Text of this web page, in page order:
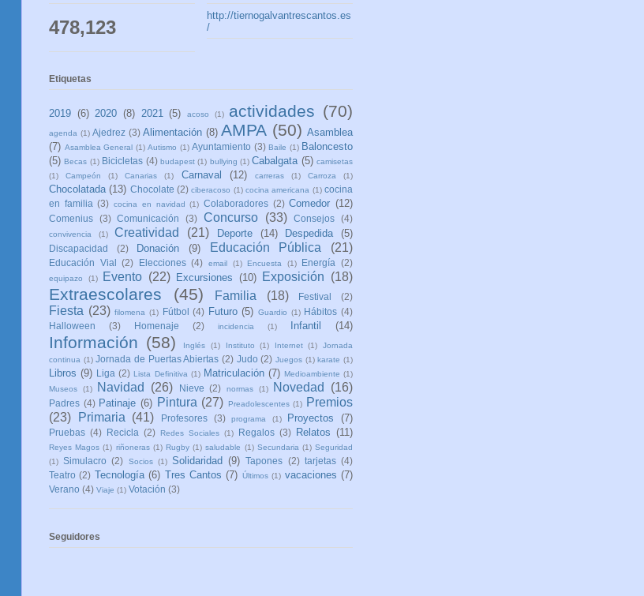
478,123
http://tiernogalvantrescantos.es
/
Etiquetas
2019 (6) 2020 (8) 2021 (5) acoso (1) actividades (70)
agenda (1) Ajedrez (3) Alimentación (8) AMPA (50) Asamblea
(7) Asamblea General (1) Autismo (1) Ayuntamiento (3) Baile (1) Baloncesto
(5) Becas (1) Bicicletas (4) budapest (1) bullying (1) Cabalgata (5) camisetas
(1)
Campeón (1) Canarias (1) Carnaval (12) carreras (1) Carroza (1)
Chocolatada (13) Chocolate (2) ciberacoso (1) cocina americana (1) cocina
en familia (3) cocina en navidad (1) Colaboradores (2) Comedor (12)
Comenius (3) Comunicación (3) Concurso (33) Consejos (4)
convivencia (1) Creatividad (21) Deporte (14) Despedida (5)
Discapacidad (2) Donación (9) Educación Pública (21)
Educación Vial (2) Elecciones (4) email (1) Encuesta (1) Energía (2)
equipazo (1) Evento (22) Excursiones (10) Exposición (18)
Extraescolares (45) Familia (18) Festival (2)
Fiesta (23) filomena (1) Fútbol (4) Futuro (5) Guardio (1) Hábitos (4)
Halloween
(3) Homenaje (2) incidencia (1) Infantil (14)
Información (58) Inglés (1) Instituto (1) Internet (1)
Jornada
continua (1) Jornada de Puertas Abiertas (2) Judo (2) Juegos (1) karate (1)
Libros (9) Liga (2) Lista Definitiva (1) Matriculación (7) Medioambiente (1)
Museos
(1) Navidad (26) Nieve (2) normas (1) Novedad (16)
Padres (4) Patinaje (6) Pintura (27) Preadolescentes (1)
Premios
(23)
Primaria (41) Profesores (3) programa (1) Proyectos (7)
Pruebas (4) Recicla (2) Redes Sociales (1) Regalos (3) Relatos (11)
Reyes Magos (1) riñoneras (1) Rugby (1) saludable (1) Secundaria (1) Seguridad
(1) Simulacro (2) Socios (1) Solidaridad (9) Tapones (2) tarjetas (4)
Teatro (2) Tecnología (6) Tres Cantos (7) Últimos (1) vacaciones (7)
Verano (4) Viaje (1) Votación (3)
Seguidores